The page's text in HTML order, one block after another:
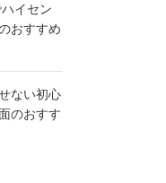
イセン
おすすめ
ない初心
のおすす